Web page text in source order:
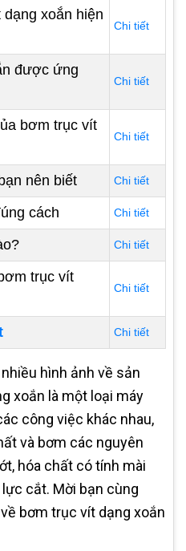
xoắn hiện
Chi tiết
được ứng
Chi tiết
bơm trục vít
Chi tiết
nên biết Chi tiết
cách Chi tiết
Chi tiết
trục vít
Chi tiết
Chi tiết
hình ảnh về sản
xoắn là một loại máy
công việc khác nhau,
và bơm các nguyên
hóa chất có tính mài
cắt. Mời bạn cùng
bơm trục vít dạng xoắn